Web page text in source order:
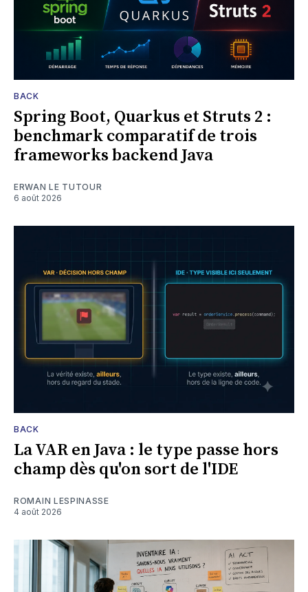
BACK
Spring Boot, Quarkus et Struts 2 :
benchmark comparatif de trois
frameworks backend Java
ERWAN LE TUTOUR
6 août 2026
BACK
La VAR en Java : le type passe hors
champ dès qu'on sort de l'IDE
ROMAIN LESPINASSE
4 août 2026